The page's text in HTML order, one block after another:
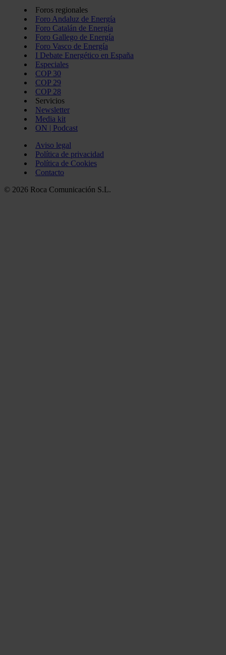
Foros regionales
Foro Andaluz de Energía
Foro Catalán de Energía
Foro Gallego de Energía
Foro Vasco de Energía
I Debate Energético en España
Especiales
COP 30
COP 29
COP 28
Servicios
Newsletter
Media kit
ON | Podcast
Aviso legal
Política de privacidad
Política de Cookies
Contacto
© 2026 Roca Comunicación S.L.